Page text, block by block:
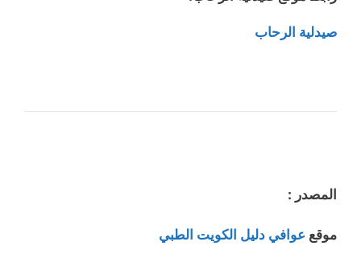
صيدلية الرحاب
المصدر :
موقع عوافي دليل الكويت الطبي